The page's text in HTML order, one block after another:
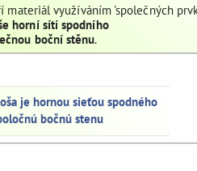
využíváním 'společných
horní sítí spodního
boční stěnu.
je hornou sieťou spodného
bočnú stenu